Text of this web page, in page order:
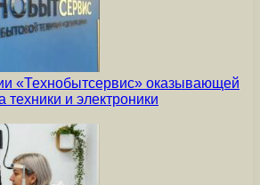
«Технобытсервис» оказывающей
техники и электроники